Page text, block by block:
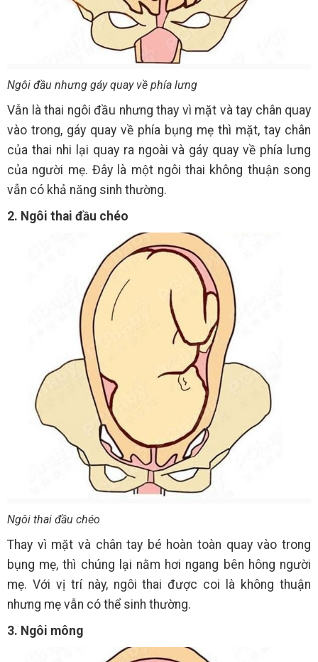
Ngôi đầu nhưng gáy quay về phía lưng
Vẫn là thai ngôi đầu nhưng thay vì mặt và tay chân quay
vào trong, gáy quay về phía bụng mẹ thì mặt, tay chân
của thai nhi lại quay ra ngoài và gáy quay về phía lưng
của người mẹ. Đây là một ngôi thai không thuận song
vẫn có khả năng sinh thường.
2. Ngôi thai đầu chéo
Ngôi thai đầu chéo
Thay vì mặt và chân tay bé hoàn toàn quay vào trong
bụng mẹ, thì chúng lại nằm hơi ngang bên hông người
mẹ. Với vị trí này, ngôi thai được coi là không thuận
nhưng mẹ vẫn có thể sinh thường.
3. Ngôi mông